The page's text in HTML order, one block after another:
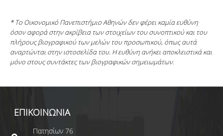
* Το Οικονομικό Πανεπιστήμιο Αθηνών δεν φέρει καμία ευθύνη
όσον αφορά στην ακρίβεια των στοιχείων του συνοπτικού και του
πλήρους βιογραφικού των μελών του προσωπικού, όπως αυτά
αναρτώνται στην ιστοσελίδα του. Η ευθύνη ανήκει αποκλειστικά και
μόνο στους συντάκτες των βιογραφικών σημειωμάτων.
ΕΠΙΚΟΙΝΩΝΙΑ
Πατησίων 76